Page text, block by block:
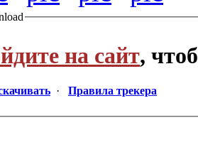
на сайт,
· Правила трекера